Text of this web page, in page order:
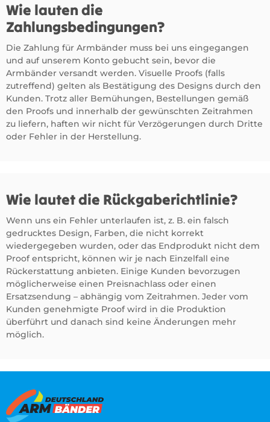
Wie lauten die
Zahlungsbedingungen?
Die Zahlung für Armbänder muss bei uns eingegangen
und auf unserem Konto gebucht sein, bevor die
Armbänder versandt werden. Visuelle Proofs (falls
zutreffend) gelten als Bestätigung des Designs durch den
Kunden. Trotz aller Bemühungen, Bestellungen gemäß
den Proofs und innerhalb der gewünschten Zeitrahmen
zu liefern, haften wir nicht für Verzögerungen durch Dritte
oder Fehler in der Herstellung.
Wie lautet die Rückgaberichtlinie?
Wenn uns ein Fehler unterlaufen ist, z. B. ein falsch
gedrucktes Design, Farben, die nicht korrekt
wiedergegeben wurden, oder das Endprodukt nicht dem
Proof entspricht, können wir je nach Einzelfall eine
Rückerstattung anbieten. Einige Kunden bevorzugen
möglicherweise einen Preisnachlass oder einen
Ersatzsendung – abhängig vom Zeitrahmen. Jeder vom
Kunden genehmigte Proof wird in die Produktion
überführt und danach sind keine Änderungen mehr
möglich.